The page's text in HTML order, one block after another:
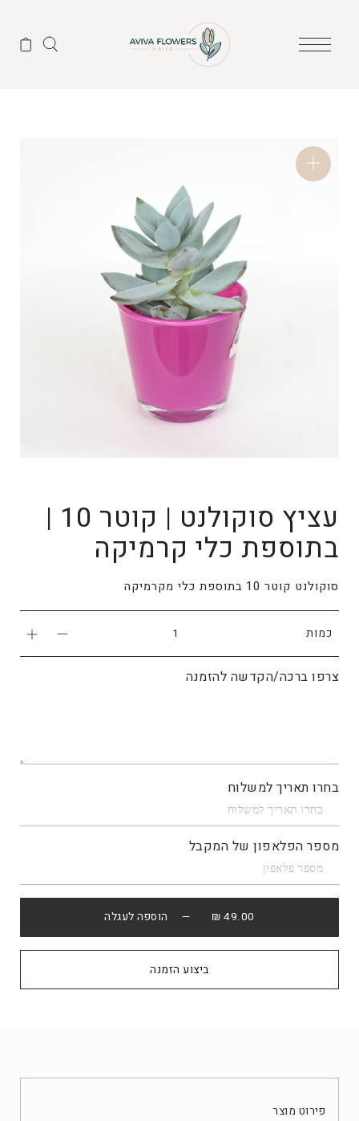
עציץ סוקולנט | קוטר 10 |
בתוספת כלי קרמיקה
סוקולנט קוטר 10 בתוספת כלי מקרמיקה
כמות
צרפו ברכה/הקדשה להזמנה
בחרו תאריך למשלוח
מספר הפלאפון של המקבל
49.00 ₪ — הוספה לעגלה
קנה עכשיו
פירוט מוצר